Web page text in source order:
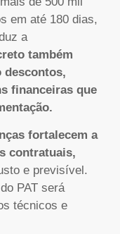
em até 180 dias,
a
também
descontos,
financeiras que
fortalecem a
contratuais,
e previsível.
PAT será
técnicos e